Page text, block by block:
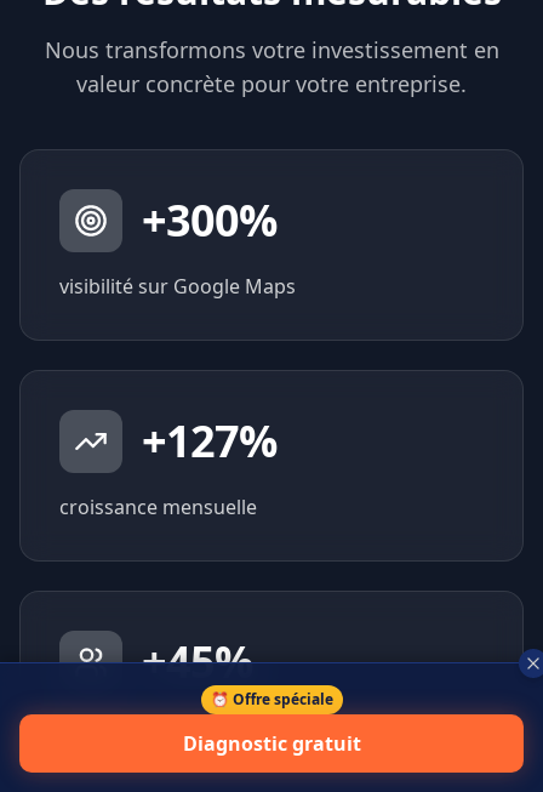
Nous transformons votre investissement en
valeur concrète pour votre entreprise.
+300%
visibilité sur Google Maps
+127%
croissance mensuelle
+45%
⏰ Offre spéciale
Diagnostic gratuit